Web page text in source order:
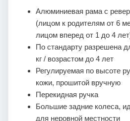
Алюминиевая рама с
(лицом к родителям от 6
лицом вперед от 1 до 4
По стандарту разрешена
кг / возрастом до 4 лет
Регулируемая по высоте
кожи, прошитой вручную
Перекидная ручка
Большие задние колеса,
для неровной местности